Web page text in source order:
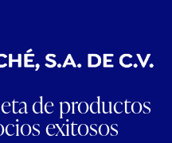
de productos
exitosos